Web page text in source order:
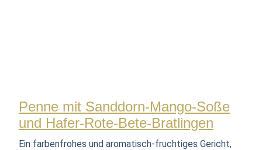
Penne mit Sanddorn-Mango-Soße
und Hafer-Rote-Bete-Bratlingen
Ein farbenfrohes und aromatisch-fruchtiges Gericht,